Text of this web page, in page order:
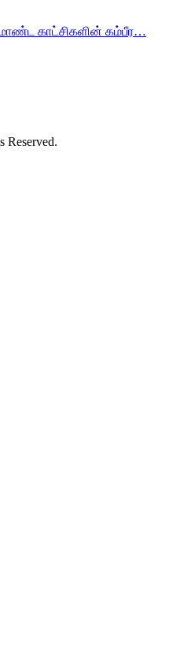
காட்சிகளின் கம்பீர…
Reserved.